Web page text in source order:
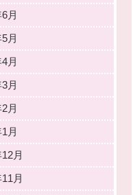
月
月
月
月
月
月
月
月